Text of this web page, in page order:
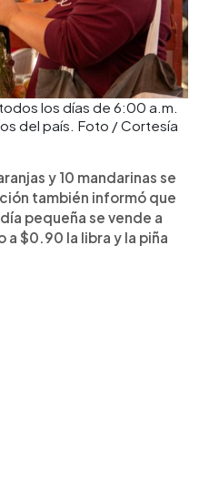
los días de 6:00 a.m.
del país. Foto / Cortesía
y 10 mandarinas se
también informó que
pequeña se vende a
$0.90 la libra y la piña